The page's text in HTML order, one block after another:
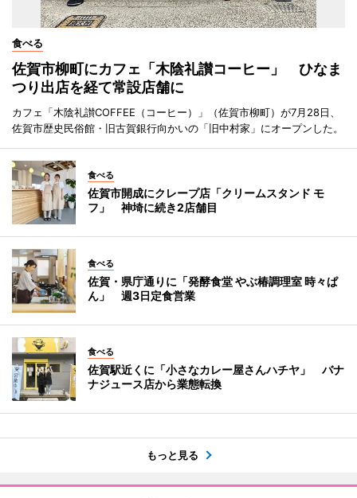
食べる
佐賀市柳町にカフェ「木陰礼讃コーヒー」 ひなま
つり出店を経て常設店舗に
カフェ「木陰礼讃COFFEE（コーヒー）」（佐賀市柳町）が7月28日、
佐賀市歴史民俗館・旧古賀銀行向かいの「旧中村家」にオープンした。
食べる
佐賀市開成にクレープ店「クリームスタンド モ
フ」 神埼に続き2店舗目
食べる
佐賀・県庁通りに「発酵食堂 やぶ椿調理室 時々ぱ
ん」 週3日定食営業
食べる
佐賀駅近くに「小さなカレー屋さんハチヤ」 バナ
ナジュース店から業態転換
もっと見る